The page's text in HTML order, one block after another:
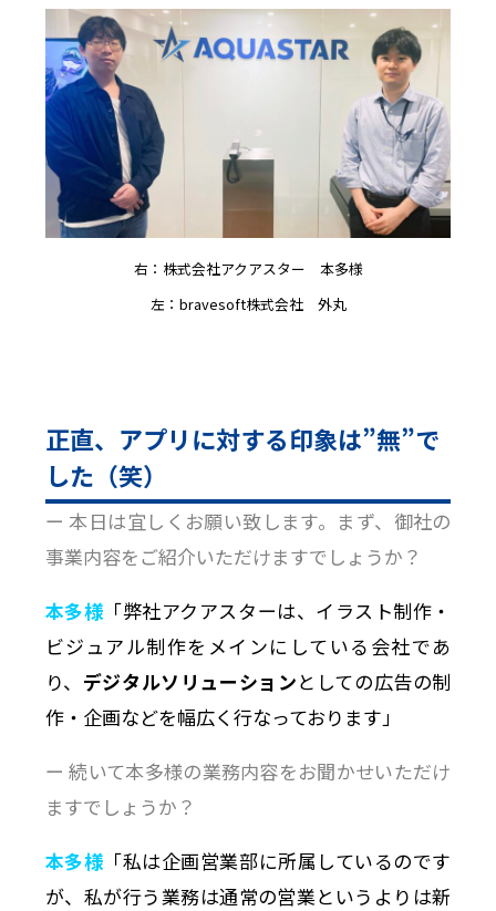
右：株式会社アクアスター 本多様
左：bravesoft株式会社 外丸
正直、アプリに対する印象は”無”で
した（笑）
ー 本日は宜しくお願い致します。まず、御社の
事業内容をご紹介いただけますでしょうか？
本多様 「弊社アクアスターは、イラスト制作・
ビジュアル制作をメインにしている会社であ
り、 デジタルソリューションとしての広告の制
作・企画などを幅広く行なっております」
ー 続いて本多様の業務内容をお聞かせいただけ
ますでしょうか？
本多様 「私は企画営業部に所属しているのです
が、私が行う業務は通常の営業というよりは新